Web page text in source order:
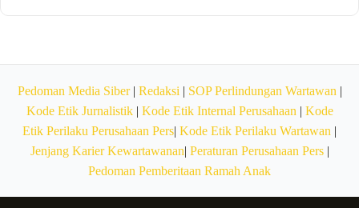
Pedoman Media Siber| Redaksi | SOP Perlindungan Wartawan |
Kode Etik Jurnalistik| Kode Etik Internal Perusahaan | Kode
Etik Perilaku Perusahaan Pers| Kode Etik Perilaku Wartawan |
Jenjang Karier Kewartawanan| Peraturan Perusahaan Pers|
Pedoman Pemberitaan Ramah Anak